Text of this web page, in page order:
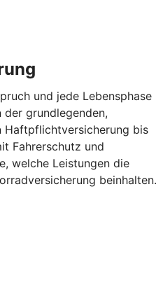
und jede Lebensphase
der grundlegenden,
Haftpflichtversicherung bis
Fahrerschutz und
welche Leistungen die
beinhalten.